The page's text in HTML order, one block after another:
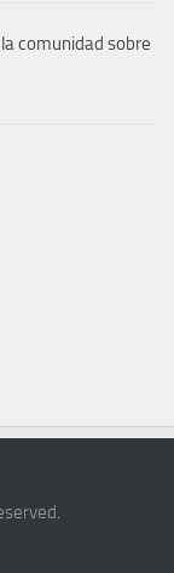
comunidad sobre
.